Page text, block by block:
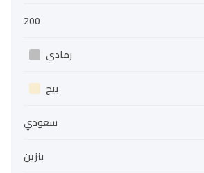
200
رمادي
بيج
سعودي
بنزين